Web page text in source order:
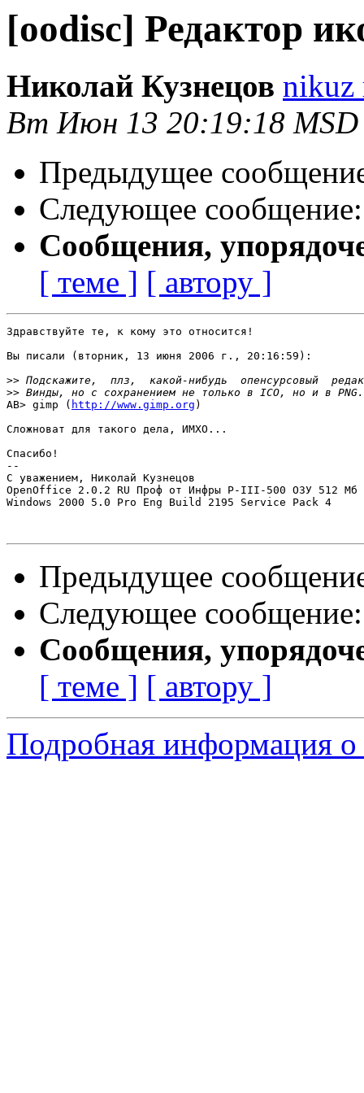
[oodisc] Редактор
Николай Кузнецов nikuz
Вт Июн 13 20:19:18 MSD
Предыдущее
Следующее
Сообщения,
[ теме ] [ автору ]
Здравствуйте те, к кому это относится!
Вы писали (вторник, 13 июня 2006 г., 20:16:59):
>>
>>
AB> gimp ( http://www.gimp.org )
Сложноват для такого дела, ИМХО...
Спасибо!
--
С уважением, Николай Кузнецов
OpenOffice 2.0.2 RU Проф от Инфры P-III-500 ОЗУ 512 Мб
Windows 2000 5.0 Pro Eng Build 2195 Service Pack 4
Предыдущее
Следующее
Сообщения,
[ теме ] [ автору ]
Подробная информация о